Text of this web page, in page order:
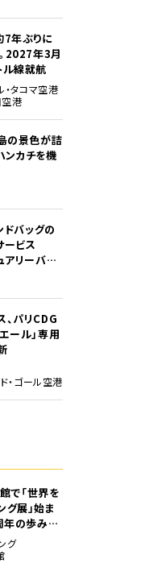
7年ぶりに
2027年3月
ル線就航
・タコマ空港
港
の景色が詰
ンカチを機
ドバッグの
ービス
アリーバッ
、パリCDG
ール」専用
・ゴール空港
で「世界を
展」始ま
年の歩みを
る
グ